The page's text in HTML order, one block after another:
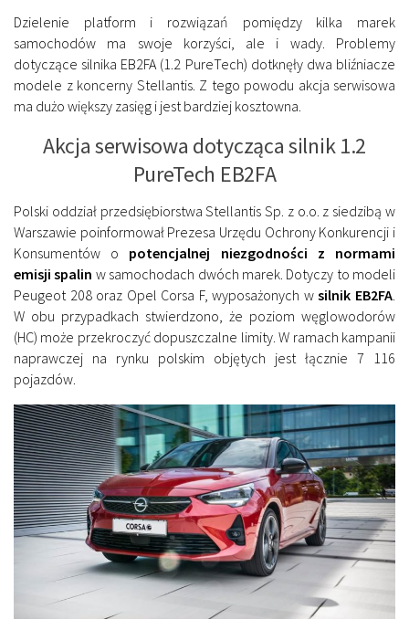
Dzielenie platform i rozwiązań pomiędzy kilka marek
samochodów ma swoje korzyści, ale i wady. Problemy
dotyczące silnika EB2FA (1.2 PureTech) dotknęły dwa bliźniacze
modele z koncerny Stellantis. Z tego powodu akcja serwisowa
ma dużo większy zasięg i jest bardziej kosztowna.
Akcja serwisowa dotycząca silnik 1.2
PureTech EB2FA
Polski oddział przedsiębiorstwa Stellantis Sp. z o.o. z siedzibą w
Warszawie poinformował Prezesa Urzędu Ochrony Konkurencji i
Konsumentów o potencjalnej niezgodności z normami
emisji spalin w samochodach dwóch marek. Dotyczy to modeli
Peugeot 208 oraz Opel Corsa F, wyposażonych wsilnik EB2FA
W obu przypadkach stwierdzono, że poziom węglowodorów
(HC) może przekroczyć dopuszczalne limity. W ramach kampanii
naprawczej na rynku polskim objętych jest łącznie 7 116
pojazdów.